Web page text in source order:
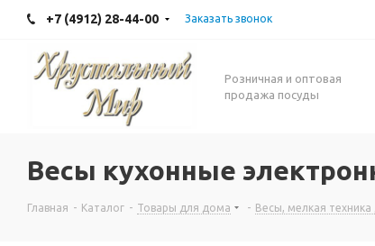
+7 (4912) 28-44-00 Заказать звонок
Розничная и оптовая
продажа посуды
Весы кухонные
Главная - Каталог - Товары для дома - Весы, мелкая техника